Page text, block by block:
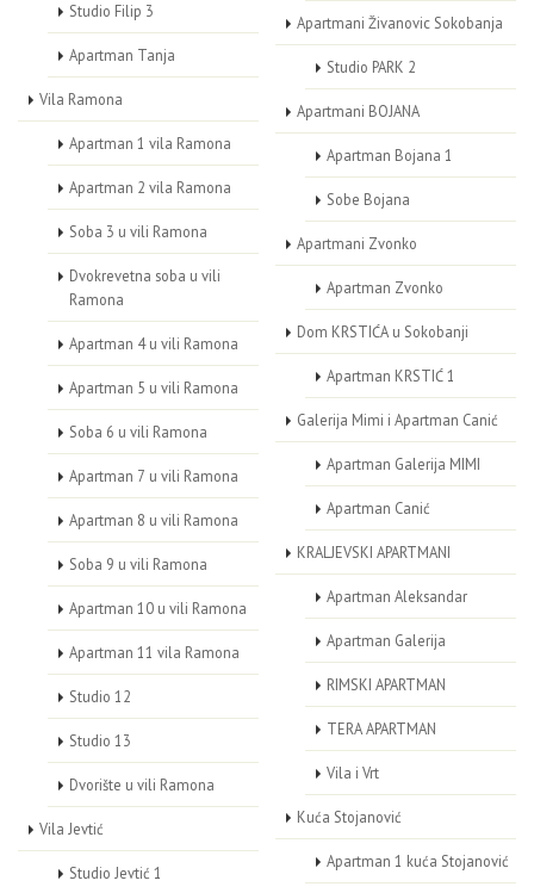
Studio Filip 3
Apartman Tanja
Vila Ramona
Apartman 1 vila Ramona
Apartman 2 vila Ramona
Soba 3 u vili Ramona
Dvokrevetna soba u vili
Ramona
Apartman 4 u vili Ramona
Apartman 5 u vili Ramona
Soba 6 u vili Ramona
Apartman 7 u vili Ramona
Apartman 8 u vili Ramona
Soba 9 u vili Ramona
Apartman 10 u vili Ramona
Apartman 11 vila Ramona
Studio 12
Studio 13
Dvorište u vili Ramona
Vila Jevtić
Studio Jevtić 1
Apartmani Živanovic Sokobanja
Studio PARK 2
Apartmani BOJANA
Apartman Bojana 1
Sobe Bojana
Apartmani Zvonko
Apartman Zvonko
Dom KRSTIĆA u Sokobanji
Apartman KRSTIĆ 1
Galerija Mimi i Apartman Canić
Apartman Galerija MIMI
Apartman Canić
KRALJEVSKI APARTMANI
Apartman Aleksandar
Apartman Galerija
RIMSKI APARTMAN
TERA APARTMAN
Vila i Vrt
Kuća Stojanović
Apartman 1 kuća Stojanović